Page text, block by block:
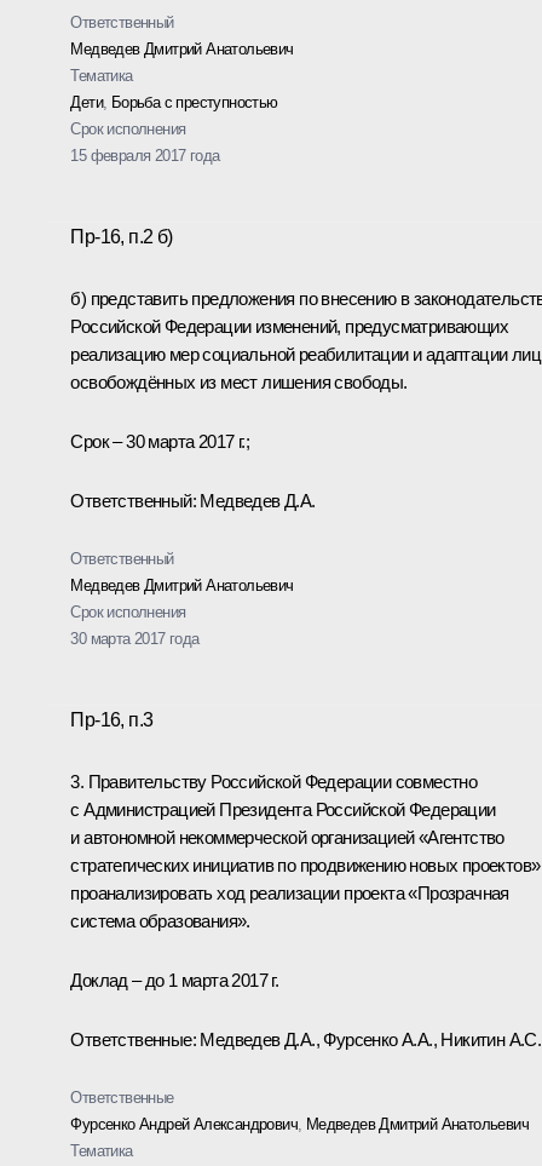
Ответственный
Медведев Дмитрий Анатольевич
Тематика
Дети, Борьба с преступностью
Срок исполнения
15 февраля 2017 года
Пр-16, п.2 б)
б) представить предложения по внесению в
Российской Федерации изменений, предусматривающих
реализацию мер социальной реабилитации и адаптации
освобождённых из мест лишения свободы.
Срок – 30 марта 2017 г.;
Ответственный: Медведев Д.А.
Ответственный
Медведев Дмитрий Анатольевич
Срок исполнения
30 марта 2017 года
Пр-16, п.3
3. Правительству Российской Федерации совместно
с Администрацией Президента Российской Федерации
и автономной некоммерческой организацией «Агентство
стратегических инициатив по продвижению новых проектов»
проанализировать ход реализации проекта «Прозрачная
система образования».
Доклад – до 1 марта 2017 г.
Ответственные: Медведев Д.А., Фурсенко А.А., Никитин А.С.
Ответственные
Фурсенко Андрей Александрович Медведев Дмитрий Анатольевич
Тематика